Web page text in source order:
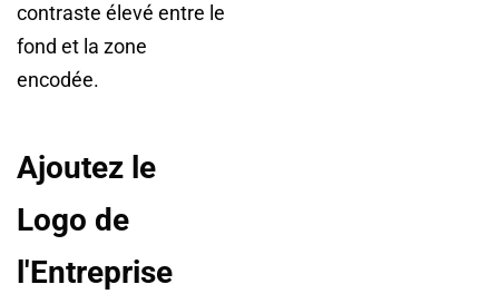
contraste élevé entre le
fond et la zone
encodée.
Ajoutez le
Logo de
l'Entreprise